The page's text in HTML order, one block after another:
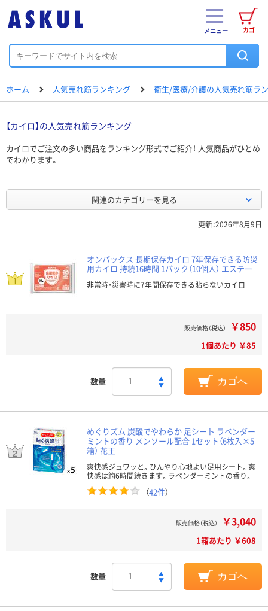
カゴ
メニュー
ホーム 人気売れ筋ランキング 衛生/医療/介護の人気売れ筋ラ
【カイロ】の人気売れ筋ランキング
カイロでご注文の多い商品をランキング形式でご紹介！ 人気商品がひとめ
でわかります。
関連のカテゴリーを見る
更新：2026年8月9日
オンパックス 長期保存カイロ 7年保存できる防災
用カイロ 持続16時間 1パック（10個入） エステー
非常時・災害時に7年間保存できる貼らないカイロ
販売価格（税込） ￥850
1個あたり ￥85
数量 カゴへ
めぐりズム 炭酸でやわらか 足シート ラベンダー
ミントの香り メンソール配合 1セット（6枚入×5
箱） 花王
爽快感ジュワッと。ひんやり心地よい足用シート。爽
快感は約6時間続きます。ラベンダーミントの香り。
（42件）
販売価格（税込） ￥3,040
1箱あたり ￥608
数量 カゴへ